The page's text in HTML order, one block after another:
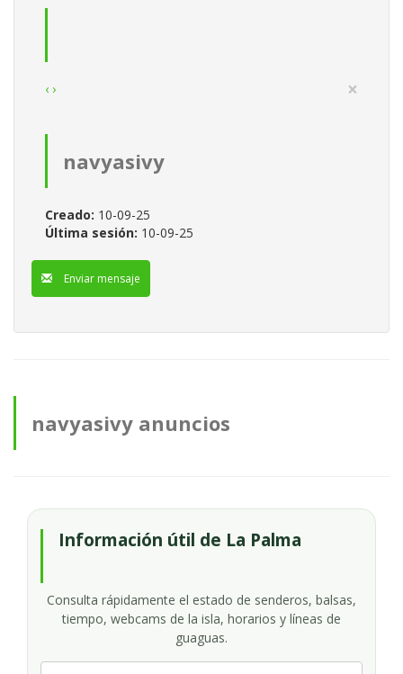
‹ › ×
navyasivy
Creado: 10-09-25
Última sesión: 10-09-25
Enviar mensaje
navyasivy anuncios
Información útil de La Palma
Consulta rápidamente el estado de senderos, balsas,
tiempo, webcams de la isla, horarios y líneas de
guaguas.